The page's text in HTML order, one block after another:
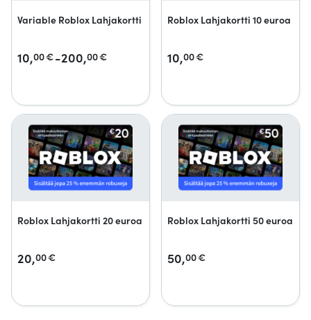
Variable Roblox Lahjakortti
10,00€-200,00€
Roblox Lahjakortti 10 euroa
10,00€
Roblox Lahjakortti 20 euroa
20,00€
Roblox Lahjakortti 50 euroa
50,00€